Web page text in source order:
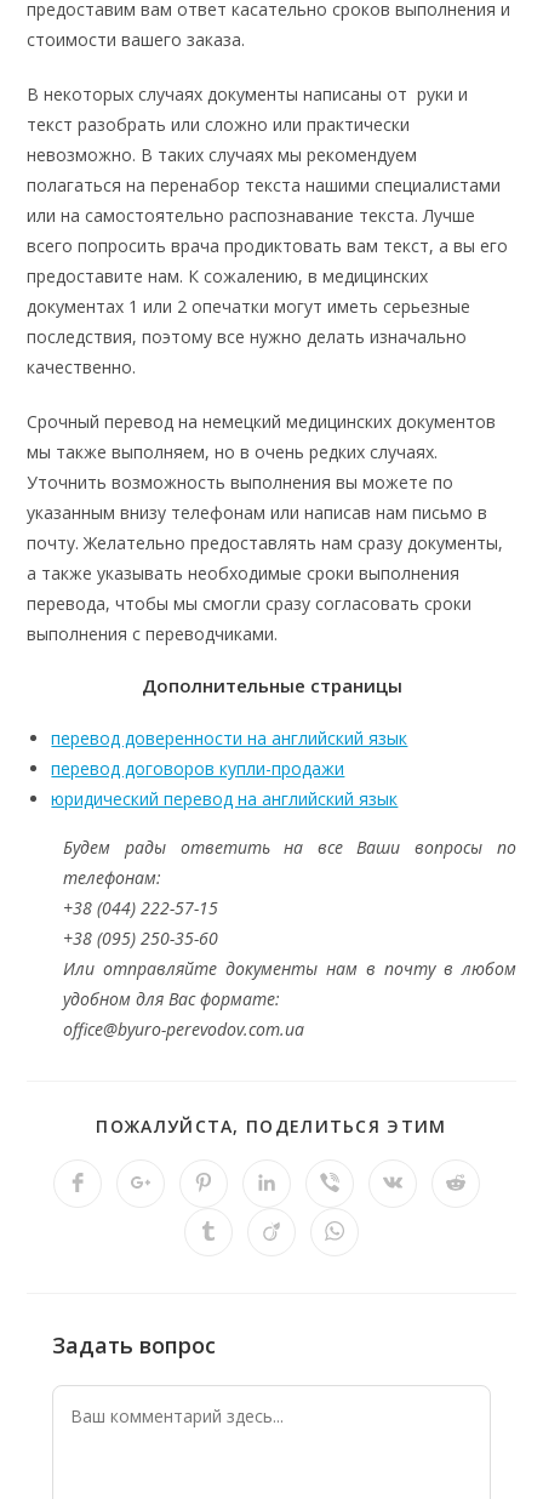
предоставим вам ответ касательно сроков выполнения и
стоимости вашего заказа.
В некоторых случаях документы написаны от руки и
текст разобрать или сложно или практически
невозможно. В таких случаях мы рекомендуем
полагаться на перенабор текста нашими специалистами
или на самостоятельно распознавание текста. Лучше
всего попросить врача продиктовать вам текст, а вы его
предоставите нам. К сожалению, в медицинских
документах 1 или 2 опечатки могут иметь серьезные
последствия, поэтому все нужно делать изначально
качественно.
Срочный перевод на немецкий медицинских документов
мы также выполняем, но в очень редких случаях.
Уточнить возможность выполнения вы можете по
указанным внизу телефонам или написав нам письмо в
почту. Желательно предоставлять нам сразу документы,
а также указывать необходимые сроки выполнения
перевода, чтобы мы смогли сразу согласовать сроки
выполнения с переводчиками.
Дополнительные страницы
перевод доверенности на английский язык
перевод договоров купли-продажи
юридический перевод на английский язык
Будем рады ответить на все Ваши вопросы по
телефонам:
+38 (044) 222-57-15
+38 (095) 250-35-60
Или отправляйте документы нам в почту в любом
удобном для Вас формате:
office@byuro-perevodov.com.ua
ПОЖАЛУЙСТА, ПОДЕЛИТЬСЯ ЭТИМ
Задать вопрос